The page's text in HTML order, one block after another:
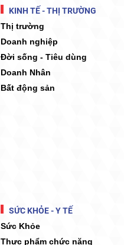
KINH TẾ - THỊ TRƯỜNG
Thị trường
Doanh nghiệp
Đời sống - Tiêu dùng
Doanh Nhân
Bất động sản
SỨC KHỎE - Y TẾ
Sức Khỏe
Thực phẩm chức năng